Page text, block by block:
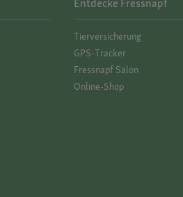
Entdecke Fressnapf
Tierversicherung
GPS-Tracker
Fressnapf Salon
Online-Shop